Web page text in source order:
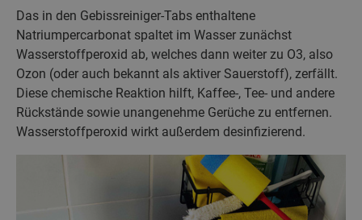
Das in den Gebissreiniger-Tabs enthaltene
Natriumpercarbonat spaltet im Wasser zunächst
Wasserstoffperoxid ab, welches dann weiter zu O3, also
Ozon (oder auch bekannt als aktiver Sauerstoff), zerfällt.
Diese chemische Reaktion hilft, Kaffee-, Tee- und andere
Rückstände sowie unangenehme Gerüche zu entfernen.
Wasserstoffperoxid wirkt außerdem desinfizierend.